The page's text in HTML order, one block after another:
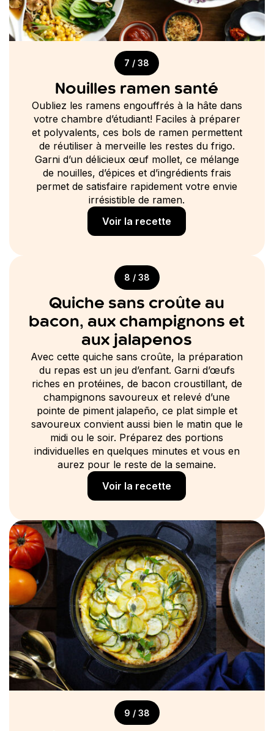
7 / 38
Nouilles ramen santé
Oubliez les ramens engouffrés à la hâte dans
votre chambre d’étudiant! Faciles à préparer
et polyvalents, ces bols de ramen permettent
de réutiliser à merveille les restes du frigo.
Garni d’un délicieux œuf mollet, ce mélange
de nouilles, d’épices et d’ingrédients frais
permet de satisfaire rapidement votre envie
irrésistible de ramen.
Voir la recette
8 / 38
Quiche sans croûte au
bacon, aux champignons et
aux jalapenos
Avec cette quiche sans croûte, la préparation
du repas est un jeu d’enfant. Garni d’œufs
riches en protéines, de bacon croustillant, de
champignons savoureux et relevé d’une
pointe de piment jalapeño, ce plat simple et
savoureux convient aussi bien le matin que le
midi ou le soir. Préparez des portions
individuelles en quelques minutes et vous en
aurez pour le reste de la semaine.
Voir la recette
9 / 38